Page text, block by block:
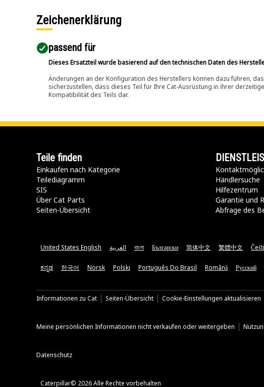
Zeichenerklärung
passend für​
Dieses Ersatzteil wurde basierend auf den technischen Daten des
Änderungen an der Konfiguration des Herstellers können dazu führen,
sicherzustellen, dass dieses Teil für Ihre Cat-Ausrüstung in ihrer
Kompatibilität des Teils dar.
Teile finden
Einkaufen nach Kategorie
Teilediagramm
SIS
Über Cat Parts
Seiten-Übersicht
Händlersuche
Hilfezentrum
Garantie und
Abfrage des
United States English العربية বাংলা Български 简体中文 繁體中文
ಕನ್ನಡ 한국어 Norsk Polski Português Do Brasil Română Русский
Informationen zu Cat Seiten-Übersicht Cookie-Einstellungen aktualisieren
Meine persönlichen Informationen nicht verkaufen oder weitergeben
Datenschutz
Caterpillar© 2026 Alle Rechte vorbehalten